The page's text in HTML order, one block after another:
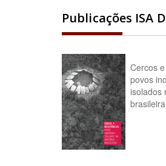
Publicações ISA
Cercos
povos
isolados